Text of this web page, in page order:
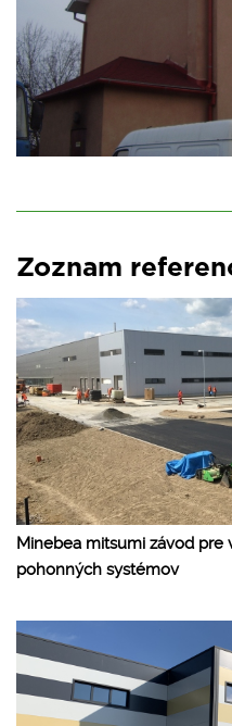
Zoznam
Minebea mitsumi závod
pohonných systémov